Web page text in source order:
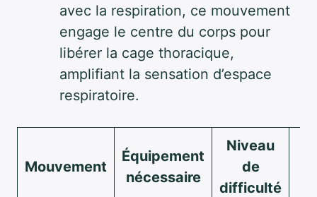
avec la respiration, ce mouvement
engage le centre du corps pour
libérer la cage thoracique,
amplifiant la sensation d’espace
respiratoire.
Mouvement
Équipement
nécessaire
Niveau
de
difficulté